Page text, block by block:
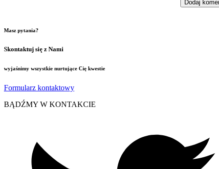
Masz pytania?
Skontaktuj się z Nami
wyjaśnimy wszystkie nurtujące Cię kwestie
Formularz kontaktowy
BĄDŹMY W KONTAKCIE